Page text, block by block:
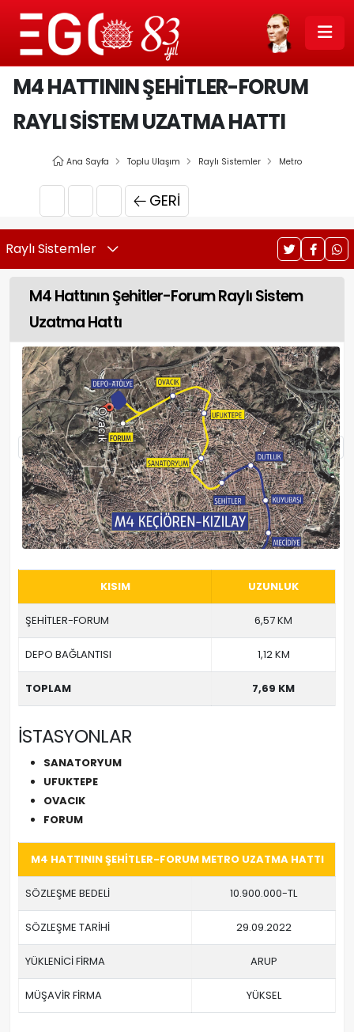
M4 HATTININ ŞEHITLER-FORUM
RAYLI SISTEM UZATMA HATTI
Ana Sayfa Toplu Ulaşım Raylı Sistemler Metro
GERI
Raylı Sistemler
M4 Hattının Şehitler-Forum Raylı Sistem
Uzatma Hattı
KISIM UZUNLUK
ŞEHİTLER-FORUM 6,57 KM
DEPO BAĞLANTISI 1,12 KM
TOPLAM 7,69 KM
İSTASYONLAR
SANATORYUM
UFUKTEPE
OVACIK
FORUM
M4 HATTININ ŞEHİTLER-FORUM METRO UZATMA HATTI
SÖZLEŞME BEDELİ 10.900.000-TL
SÖZLEŞME TARİHİ 29.09.2022
YÜKLENİCİ FİRMA ARUP
MÜŞAVİR FİRMA YÜKSEL